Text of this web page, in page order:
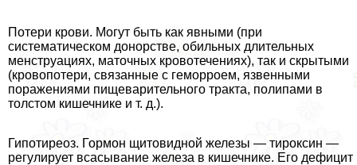
Потери крови. Могут быть как явными (при
систематическом донорстве, обильных длительных
мeнcтpуациях, маточных кровотечениях), так и скрытыми
(кровопотери, связанные с геморроем, язвенными
поражениями пищеварительного тpaкта, полипами в
толстом кишечнике и т. д.).
Гипотиреоз. Гормон щитовидной железы — тироксин —
регулирует всасывание железа в кишечнике. Его дефицит